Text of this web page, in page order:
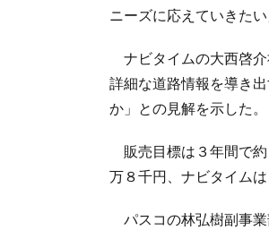
ニーズに応えていきた
ナビタイムの大西啓介
詳細な道路情報を導き
か」との見解を示した。
販売目標は３年間で約
万８千円、ナビタイム
パスコの林弘樹副事業